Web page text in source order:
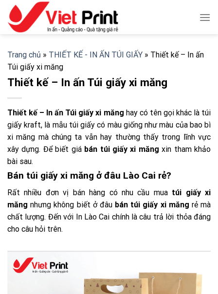
Skip
content
Trang chủ » THIẾT KẾ - IN ẤN TÚI GIẤY » Thiết kế – In ấn
Túi giấy xi măng
Thiết kế – In ấn Túi giấy xi măng
Thiết kế – In ấn Túi giấy xi măng hay có tên gọi khác là túi
giấy kraft, là mẫu túi giấy có màu giống như màu của bao bì
xi măng mà chúng ta vẫn hay thường thấy trong lĩnh vực
xây dựng. Để biết giá bán túi giấy xi măng xin tham khảo
bài sau.
Bán túi giấy xi măng ở đâu Lào Cai rẻ?
Rất nhiều đơn vị bán hàng có nhu cầu mua túi giấy xi
măng nhưng không biết ở đâu bán túi giấy xi măng rẻ mà
chất lượng. Đến với In Lào Cai chính là câu trả lời thỏa đáng
cho câu hỏi trên.